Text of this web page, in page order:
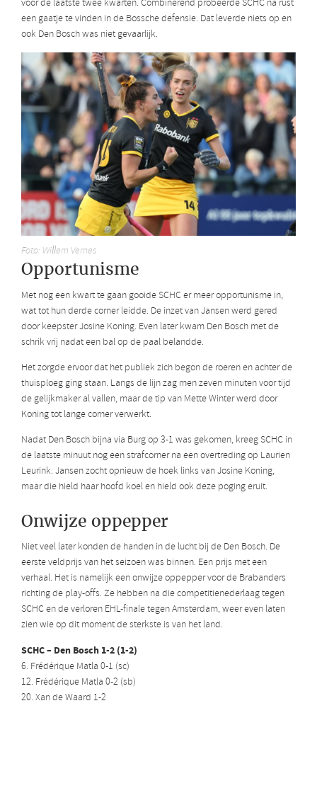
voor de laatste twee kwarten. Combinerend probeerde SCHC na rust
een gaatje te vinden in de Bossche defensie. Dat leverde niets op en
ook Den Bosch was niet gevaarlijk.
Foto: Willem Vernes
Opportunisme
Met nog een kwart te gaan gooide SCHC er meer opportunisme in,
wat tot hun derde corner leidde. De inzet van Jansen werd gered
door keepster Josine Koning. Even later kwam Den Bosch met de
schrik vrij nadat een bal op de paal belandde.
Het zorgde ervoor dat het publiek zich begon de roeren en achter de
thuisploeg ging staan. Langs de lijn zag men zeven minuten voor tijd
de gelijkmaker al vallen, maar de tip van Mette Winter werd door
Koning tot lange corner verwerkt.
Nadat Den Bosch bijna via Burg op 3-1 was gekomen, kreeg SCHC in
de laatste minuut nog een strafcorner na een overtreding op Laurien
Leurink. Jansen zocht opnieuw de hoek links van Josine Koning,
maar die hield haar hoofd koel en hield ook deze poging eruit.
Onwijze oppepper
Niet veel later konden de handen in de lucht bij de Den Bosch. De
eerste veldprijs van het seizoen was binnen. Een prijs met een
verhaal. Het is namelijk een onwijze oppepper voor de Brabanders
richting de play-offs. Ze hebben na die competitienederlaag tegen
SCHC en de verloren EHL-finale tegen Amsterdam, weer even laten
zien wie op dit moment de sterkste is van het land.
SCHC – Den Bosch 1-2 (1-2)
6. Frédérique Matla 0-1 (sc)
12. Frédérique Matla 0-2 (sb)
20. Xan de Waard 1-2